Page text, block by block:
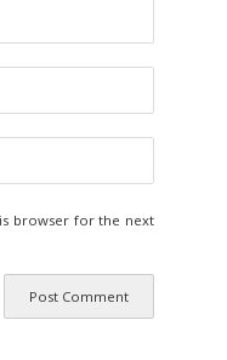
browser for the next